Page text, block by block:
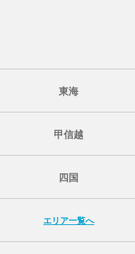
東海
甲信越
四国
エリア一覧へ